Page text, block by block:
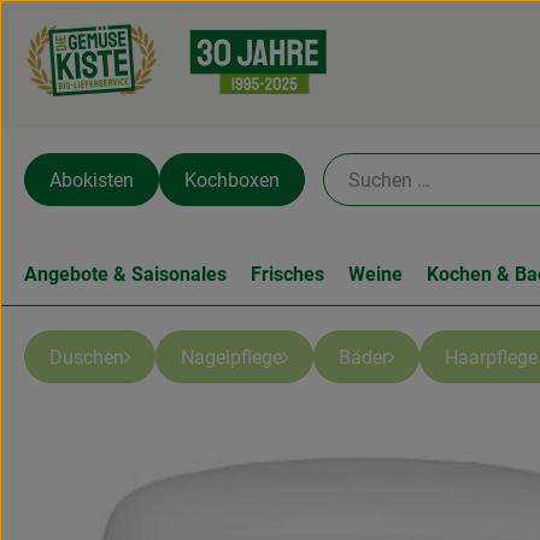
Abokisten Kochboxen
Angebote & Saisonales Frisches Weine Kochen &
Duschen Nagelpflege Bäder